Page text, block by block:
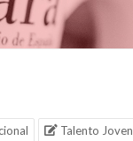
Talento Joven